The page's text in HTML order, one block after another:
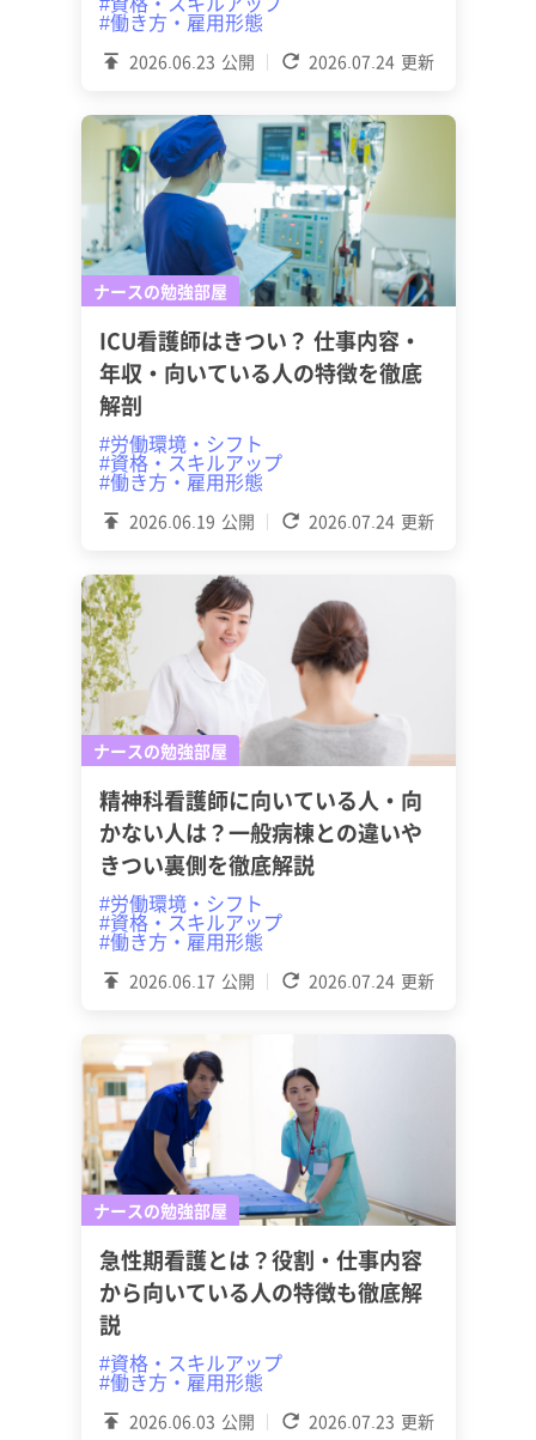
2026.06.23 公開 2026.07.24 更新
#働き方・雇用形態
ナースの勉強部屋
2026.06.19 公開 2026.07.24 更新
ICU看護師はきつい？ 仕事内容・
年収・向いている人の特徴を徹底
解剖
#労働環境・シフト
#資格・スキルアップ
#働き方・雇用形態
ナースの勉強部屋
2026.06.17 公開 2026.07.24 更新
精神科看護師に向いている人・向
かない人は？一般病棟との違いや
きつい裏側を徹底解説
#労働環境・シフト
#資格・スキルアップ
#働き方・雇用形態
ナースの勉強部屋
2026.06.03 公開 2026.07.23 更新
急性期看護とは？役割・仕事内容
から向いている人の特徴も徹底解
説
#資格・スキルアップ
#働き方・雇用形態